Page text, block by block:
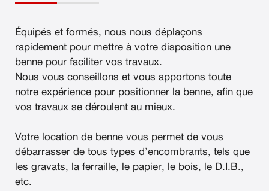
Équipés et formés, nous nous déplaçons
rapidement pour mettre à votre disposition une
benne pour faciliter vos travaux.
Nous vous conseillons et vous apportons toute
notre expérience pour positionner la benne, afin que
vos travaux se déroulent au mieux.
Votre location de benne vous permet de vous
débarrasser de tous types d’encombrants, tels que
les gravats, la ferraille, le papier, le bois, le D.I.B.,
etc.